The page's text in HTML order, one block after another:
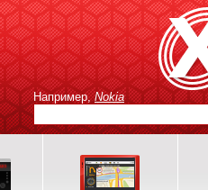
Например, Nokia